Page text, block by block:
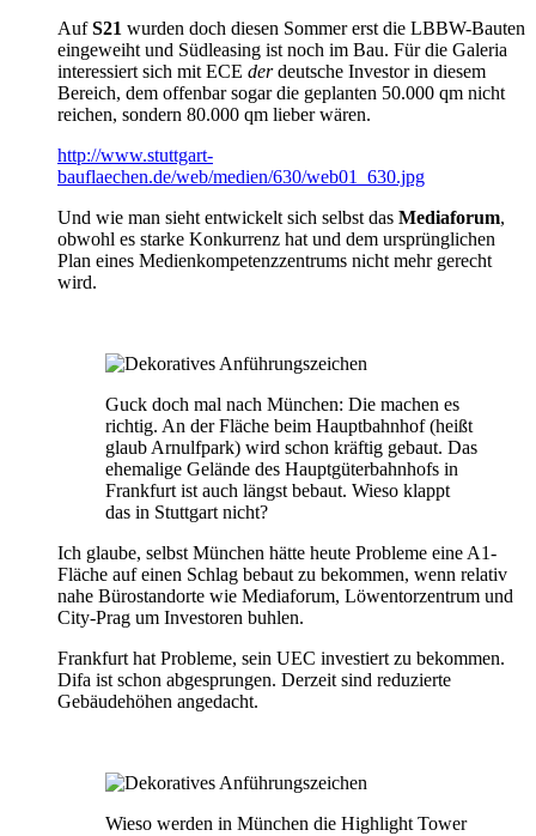
AufS21 wurden doch diesen Sommer erst die LBBW-Bauten
eingeweiht und Südleasing ist noch im Bau. Für die Galeria
interessiert sich mit ECE derdeutsche Investor in diesem
Bereich, dem offenbar sogar die geplanten 50.000 qm nicht
reichen, sondern 80.000 qm lieber wären.
http://www.stuttgart-
bauflaechen.de/web/medien/630/web01_630.jpg
Und wie man sieht entwickelt sich selbst das Mediaforum,
obwohl es starke Konkurrenz hat und dem ursprünglichen
Plan eines Medienkompetenzzentrums nicht mehr gerecht
wird.
Guck doch mal nach München: Die machen es
richtig. An der Fläche beim Hauptbahnhof (heißt
glaub Arnulfpark) wird schon kräftig gebaut. Das
ehemalige Gelände des Hauptgüterbahnhofs in
Frankfurt ist auch längst bebaut. Wieso klappt
das in Stuttgart nicht?
Ich glaube, selbst München hätte heute Probleme eine A1-
Fläche auf einen Schlag bebaut zu bekommen, wenn relativ
nahe Bürostandorte wie Mediaforum, Löwentorzentrum und
City-Prag um Investoren buhlen.
Frankfurt hat Probleme, sein UEC investiert zu bekommen.
Difa ist schon abgesprungen. Derzeit sind reduzierte
Gebäudehöhen angedacht.
Wieso werden in München die Highlight Tower